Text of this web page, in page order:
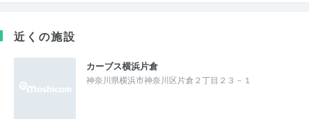
近くの施設
カーブス横浜片倉
神奈川県横浜市神奈川区片倉２丁目２３－１